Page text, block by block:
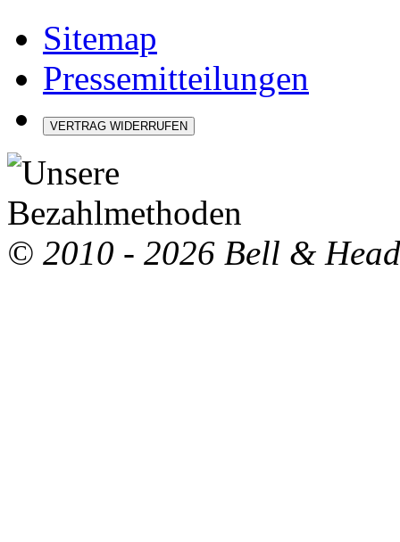
Sitemap
Pressemitteilungen
VERTRAG WIDERRUFEN
© 2010 - 2026 Bell & Head